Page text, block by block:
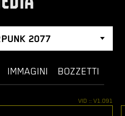
2077
IMMAGINI BOZZETTI